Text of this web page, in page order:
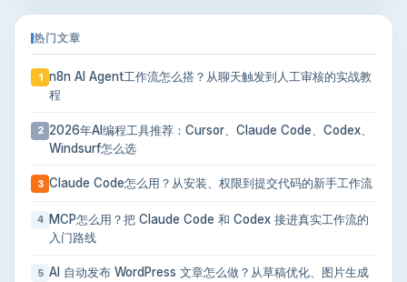
热门文章
1 n8n AI Agent工作流怎么搭？从聊天触发到人工审核的实战教
程
2 2026年AI编程工具推荐：Cursor、Claude Code、Codex、
Windsurf怎么选
3 Claude Code怎么用？从安装、权限到提交代码的新手工作流
4
MCP怎么用？把 Claude Code 和 Codex 接进真实工作流的
入门路线
5 AI 自动发布 WordPress 文章怎么做？从草稿优化、图片生成